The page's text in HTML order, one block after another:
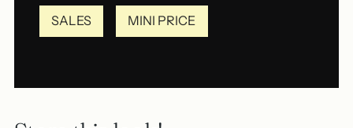
SALES MINI PRICE